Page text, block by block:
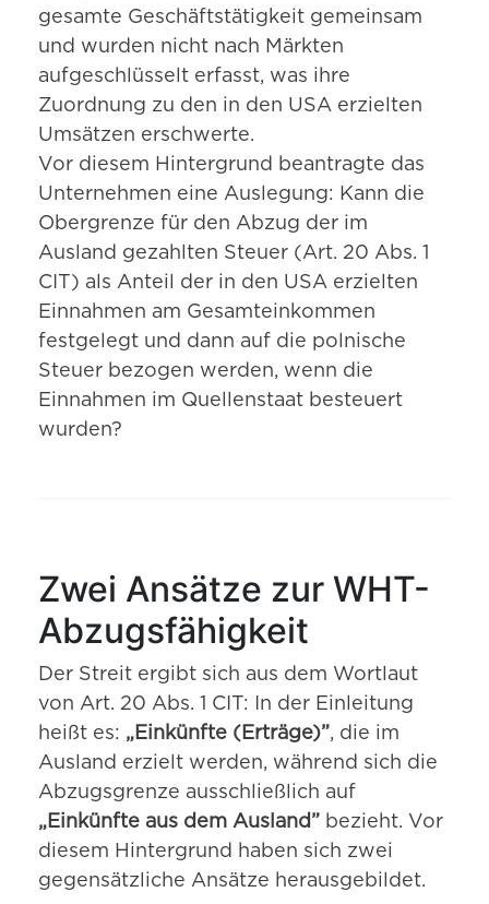
gesamte Geschäftstätigkeit gemeinsam
und wurden nicht nach Märkten
aufgeschlüsselt erfasst, was ihre
Zuordnung zu den in den USA erzielten
Umsätzen erschwerte.
Vor diesem Hintergrund beantragte das
Unternehmen eine Auslegung: Kann die
Obergrenze für den Abzug der im
Ausland gezahlten Steuer (Art. 20 Abs. 1
CIT) als Anteil der in den USA erzielten
Einnahmen am Gesamteinkommen
festgelegt und dann auf die polnische
Steuer bezogen werden, wenn die
Einnahmen im Quellenstaat besteuert
wurden?
Zwei Ansätze zur WHT-
Abzugsfähigkeit
Der Streit ergibt sich aus dem Wortlaut
von Art. 20 Abs. 1 CIT: In der Einleitung
heißt es: „Einkünfte (Erträge)”, die im
Ausland erzielt werden, während sich die
Abzugsgrenze ausschließlich auf
„Einkünfte aus dem Ausland” bezieht. Vor
diesem Hintergrund haben sich zwei
gegensätzliche Ansätze herausgebildet.